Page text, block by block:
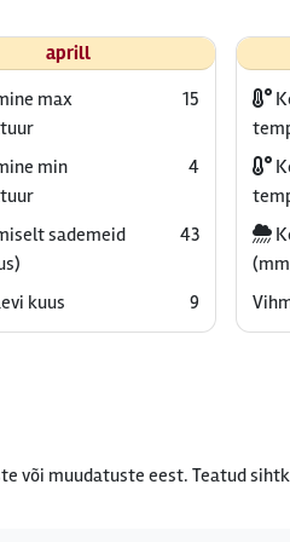
aprill
max
15
min
4
sademeid
43
kuus 9
või muudatuste eest. Teatud